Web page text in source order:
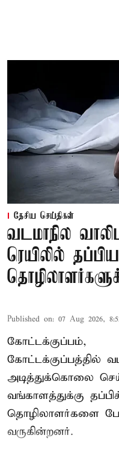
தேசிய செய்திகள்
வடமாநில
ரெயிலில்
Published on: 07 Aug 2026,
கோட்டக்குப்பம்,
கோட்டக்குப்பத்தில்
அடித்துக்கொலை
வங்காளத்துக்கு
தொழிலாளர்களை
வருகின்றனர்.